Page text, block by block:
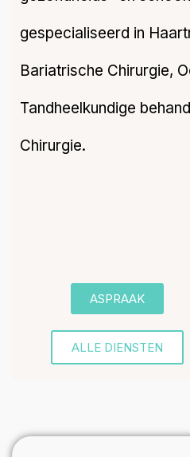
gespecialiseerd in
Bariatrische Chirurgie,
Tandheelkundige
Chirurgie.
ASPRAAK
ALLE DIENSTEN